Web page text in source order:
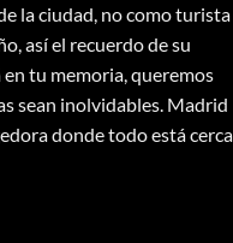
la ciudad, no como turista
así el recuerdo de su
tu memoria, queremos
sean inolvidables. Madrid
donde todo está cerca.